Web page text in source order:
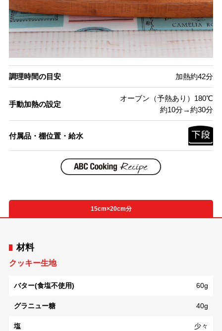
調理時間の目安 加熱約42分
手動加熱の設定
オーブン（予熱あり）180℃
約10分→約30分
付属品・棚位置・給水
15cm×20cm分
材料
クッキー生地
バター(食塩不使用) 60g
グラニュー糖 40g
塩 少々